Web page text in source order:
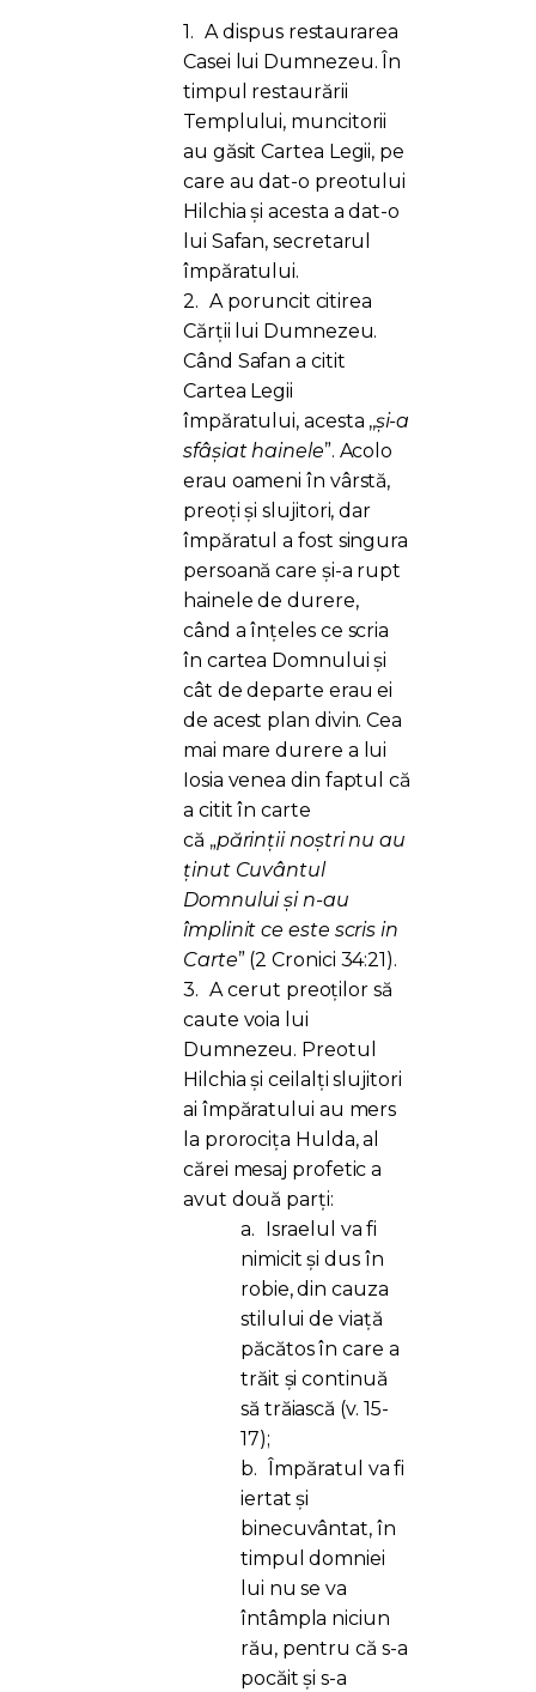
1. A dispus restaurarea
Casei lui Dumnezeu. În
timpul restaurării
Templului, muncitorii
au găsit Cartea Legii, pe
care au dat-o preotului
Hilchia și acesta a dat-o
lui Safan, secretarul
împăratului.
2. A poruncit citirea
Cărții lui Dumnezeu.
Când Safan a citit
Cartea Legii
împăratului, acesta ,,și-a
sfâșiat hainele”. Acolo
erau oameni în vârstă,
preoți și slujitori, dar
împăratul a fost singura
persoană care și-a rupt
hainele de durere,
când a înțeles ce scria
în cartea Domnului și
cât de departe erau ei
de acest plan divin. Cea
mai mare durere a lui
Iosia venea din faptul că
a citit în carte
că „părinții noștri nu au
ținut Cuvântul
Domnului și n-au
împlinit ce este scris in
Carte” (2 Cronici 34:21).
3. A cerut preoților să
caute voia lui
Dumnezeu. Preotul
Hilchia și ceilalți slujitori
ai împăratului au mers
la prorocița Hulda, al
cărei mesaj profetic a
avut două parți:
a. Israelul va fi
nimicit și dus în
robie, din cauza
stilului de viață
păcătos în care a
trăit și continuă
să trăiască (v. 15-
17);
b. Împăratul va fi
iertat și
binecuvântat, în
timpul domniei
lui nu se va
întâmpla niciun
rău, pentru că s-a
pocăit și s-a